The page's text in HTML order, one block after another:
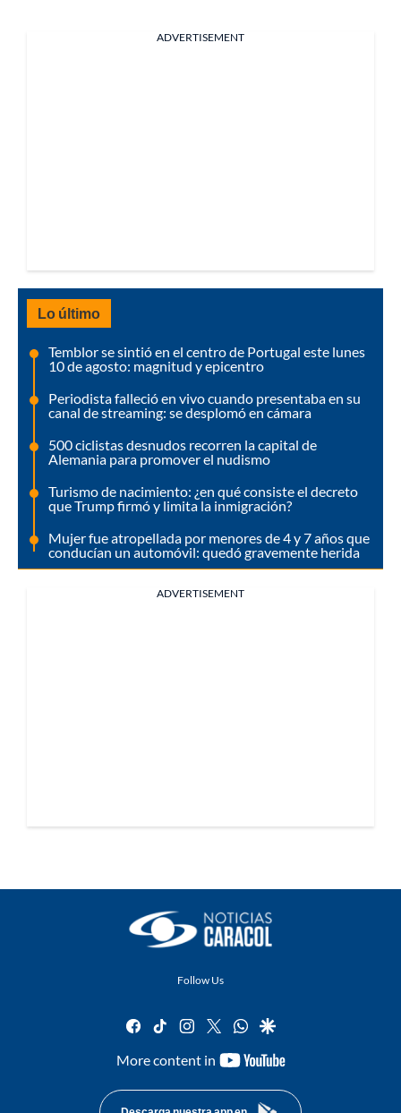
ADVERTISEMENT
Lo último
Temblor se sintió en el centro de Portugal este lunes
10 de agosto: magnitud y epicentro
Periodista falleció en vivo cuando presentaba en su
canal de streaming: se desplomó en cámara
500 ciclistas desnudos recorren la capital de
Alemania para promover el nudismo
Turismo de nacimiento: ¿en qué consiste el decreto
que Trump firmó y limita la inmigración?
Mujer fue atropellada por menores de 4 y 7 años que
conducían un automóvil: quedó gravemente herida
ADVERTISEMENT
Follow Us
facebook
tiktok instagram
twitterwhatsapp
google
More content in
youtube-